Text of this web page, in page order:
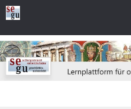
Zum
Inhalt
springen